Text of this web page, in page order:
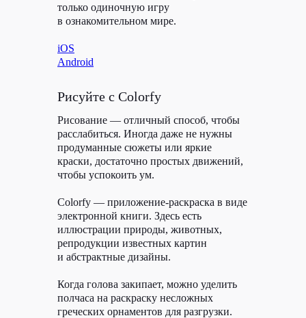
только одиночную игру
в ознакомительном мире.
iOS
Android
Рисуйте с Colorfy
Рисование — отличный способ, чтобы
расслабиться. Иногда даже не нужны
продуманные сюжеты или яркие
краски, достаточно простых движений,
чтобы успокоить ум.
Colorfy — приложение-раскраска в виде
электронной книги. Здесь есть
иллюстрации природы, животных,
репродукции известных картин
и абстрактные дизайны.
Когда голова закипает, можно уделить
полчаса на раскраску несложных
греческих орнаментов для разгрузки.
РЫБА, 2026
Политика конфиденциальности
TELEGRAM Виси.ру
Рыба.fm